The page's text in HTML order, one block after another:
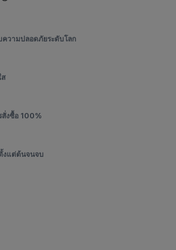
ความปลอดภัยระดับโลก
ส
สั่งซื้อ 100%
งแต่ต้นจนจบ